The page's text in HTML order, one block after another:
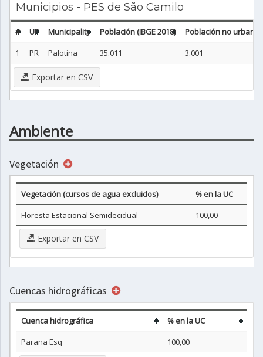
Municipios - PES de São Camilo
# UF Municipality Población (IBGE 2018)
Población no urbana
1
PR Palotina 35.011 3.001
Exportar en CSV
Ambiente
Vegetación
Vegetación (cursos de agua excluidos)
% en la UC
Floresta Estacional Semidecidual
100,00
Exportar en CSV
Cuencas hidrográficas
Cuenca hidrográfica
% en la UC
Parana Esq
100,00